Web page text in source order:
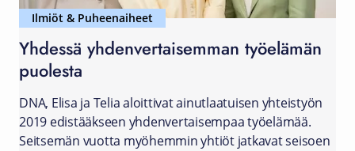
Ilmiöt & Puheenaiheet
Yhdessä yhdenvertaisemman työelämän
puolesta
DNA, Elisa ja Telia aloittivat ainutlaatuisen yhteistyön
2019 edistääkseen yhdenvertaisempaa työelämää.
Seitsemän vuotta myöhemmin yhtiöt jatkavat seisoen